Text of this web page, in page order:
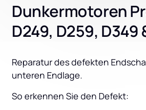
Dunkermotoren
D249, D259, D349
Reparatur des defekten
unteren Endlage.
So erkennen Sie den Defekt: